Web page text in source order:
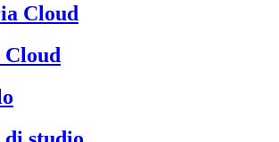
Cloud
Cloud